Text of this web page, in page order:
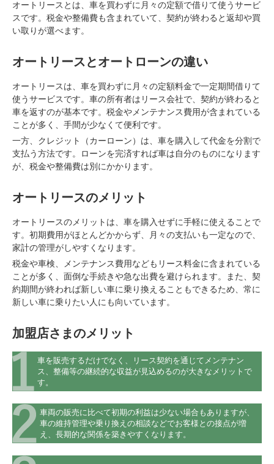
オートリースとは、車を買わずに月々の定額で借りて使うサービ
スです。税金や整備費も含まれていて、契約が終わると返却や買
い取りが選べます。
オートリースとオートローンの違い
オートリースは、車を買わずに月々の定額料金で一定期間借りて
使うサービスです。車の所有者はリース会社で、契約が終わると
車を返すのが基本です。税金やメンテナンス費用が含まれている
ことが多く、手間が少なくて便利です。
一方、クレジット（カーローン）は、車を購入して代金を分割で
支払う方法です。ローンを完済すれば車は自分のものになります
が、税金や整備費は別にかかります。
オートリースのメリット
オートリースのメリットは、車を購入せずに手軽に使えることで
す。初期費用がほとんどかからず、月々の支払いも一定なので、
家計の管理がしやすくなります。
税金や車検、メンテナンス費用などもリース料金に含まれている
ことが多く、面倒な手続きや急な出費を避けられます。また、契
約期間が終われば新しい車に乗り換えることもできるため、常に
新しい車に乗りたい人にも向いています。
加盟店さまのメリット
車を販売するだけでなく、リース契約を通じてメンテナン
ス、整備等の継続的な収益が見込めるのが大きなメリットで
す。
車両の販売に比べて初期の利益は少ない場合もありますが、
車の維持管理や乗り換えの相談などでお客様との接点が増
え、長期的な関係を築きやすくなります。